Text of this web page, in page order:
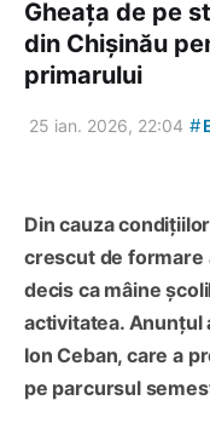
Gheața de pe
din Chișinău
primarului
25 ian. 2026, 22:04 #
Din cauza
crescut de formare
decis ca mâine
activitatea. Anunțul
Ion Ceban, care a
pe parcursul